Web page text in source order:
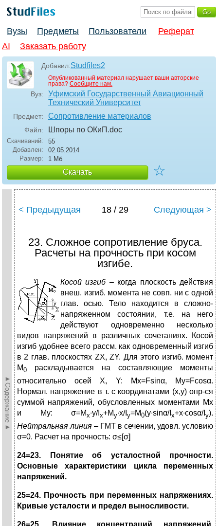
Вузы Предметы Пользователи
Реферат
AI
Заказать работу
Добавил:Studfiles2
Опубликованный материал нарушает ваши авторские
права? Сообщите нам.
Вуз:
Уфимский Государственный Авиационный
Технический Университет
Предмет: Сопротивление материалов
Файл: Шпоры по ОКиП .doc
Скачиваний:
55
Добавлен:
02.05.2014
Размер:
1 Мб
Скачать ☆
►Содержание►
< Предыдущая 18 / 29 Следующая >
23. Сложное сопротивление бруса.
Расчеты на прочность при косом
изгибе.
Косой изгиб– когда плоскость действия
внеш. изгиб. момента не совп. ни с одной
глав. осью. Тело находится в сложно-
напряженном состоянии, т.е. на него
действуют одновременно несколько
видов напряжений в различных сочетаниях. Косой
изгиб удобнее всего рассм. как одновременный изгиб
в 2 глав. плоскостях ZX, ZY. Для этого изгиб. момент
М0 раскладывается на составляющие моменты
относительно осей X, Y: Мх=Fsinα, Му=Fcosα.
Нормал. напряжение в т. с координатами (х,у) опр-ся
суммой напряжений, обусловленных моментами Мх
и Му: σ=Mx∙y/I x+My∙x/I y=M0(y∙sinα/I x+x∙cosα/I y).
Нейтральная линия – ГМТ в сечении, удовл. условию
σ=0. Расчет на прочность: σ≤[σ]
24=23. Понятие об усталостной прочности.
Основные характеристики цикла переменных
напряжений.
25=24. Прочность при переменных напряжениях.
Кривые усталости и предел выносливости.